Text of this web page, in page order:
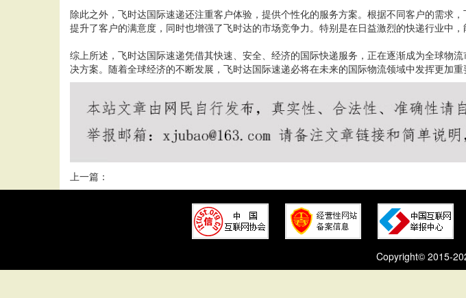
除此之外，飞时达国际速递还注重客户体验，提供个性化的服务方案。根据不同客户的需求
提升了客户的满意度，同时也增强了飞时达的市场竞争力。特别是在日益激烈的快递行业中
综上所述，飞时达国际速递凭借其快速、安全、经济的国际快递服务，正在逐渐成为全球物
决方案。随着全球经济的不断发展，飞时达国际速递必将在未来的国际物流领域中发挥更加
上一篇：
Copyright© 2015-